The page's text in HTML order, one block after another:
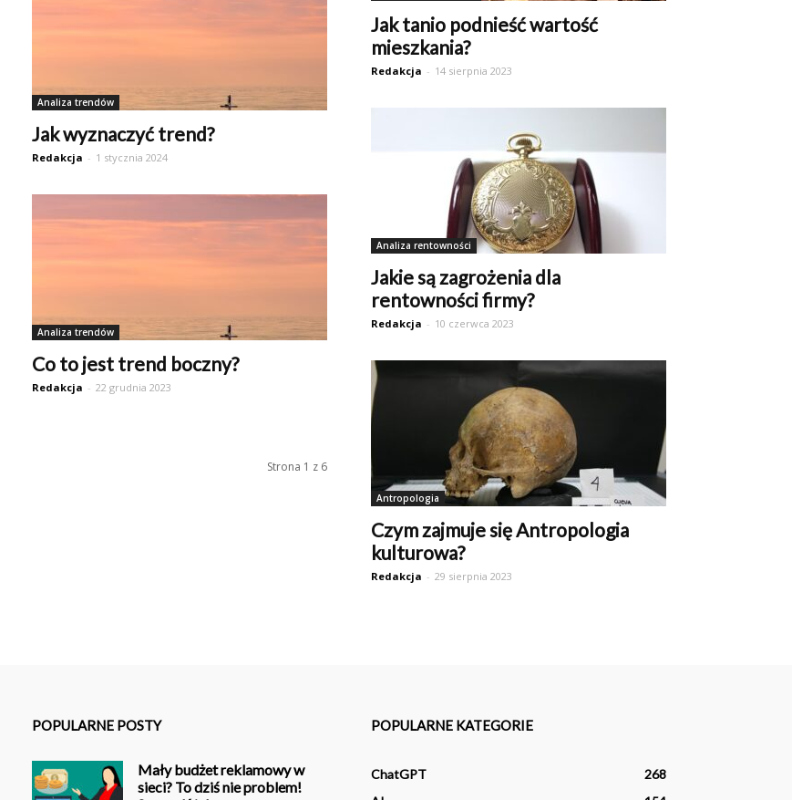
Analiza trendów
Jak wyznaczyć trend?
Redakcja - 1 stycznia 2024
Analiza trendów
Co to jest trend boczny?
Redakcja - 22 grudnia 2023
Strona 1 z 6
Jak tanio podnieść wartość
mieszkania?
Redakcja - 14 sierpnia 2023
Analiza rentowności
Jakie są zagrożenia dla
rentowności firmy?
Redakcja - 10 czerwca 2023
Antropologia
Czym zajmuje się Antropologia
kulturowa?
Redakcja - 29 sierpnia 2023
POPULARNE POSTY
Mały budżet reklamowy w
sieci? To dziś nie problem!
POPULARNE KATEGORIE
ChatGPT
268